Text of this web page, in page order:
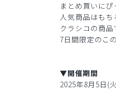
まとめ買いに
人気商品はもち
クラシコの商
7日間限定のこ
▼開催期間
2025年8月5日(